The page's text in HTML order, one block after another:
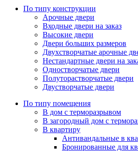
По типу конструкции
Арочные двери
Входные двери на заказ
Высокие двери
Двери больших размеров
Двухстворчатые арочные
Нестандартные двери на
Одностворчатые двери
Полуторастворчатые двери
Двустворчатые двери
По типу помещения
В дом с терморазрывом
В загородный дом с
В квартиру
Антивандальные в
Бронированные для